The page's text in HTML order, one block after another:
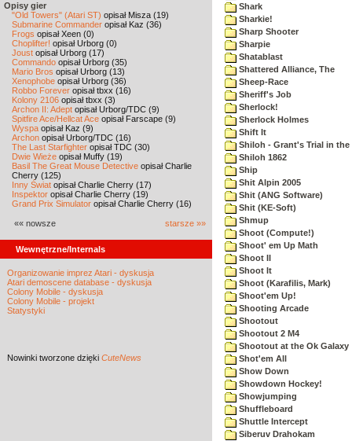
Opisy gier
"Old Towers" (Atari ST) opisał Misza (19)
Submarine Commander opisał Kaz (36)
Frogs opisał Xeen (0)
Choplifter! opisał Urborg (0)
Joust opisał Urborg (17)
Commando opisał Urborg (35)
Mario Bros opisał Urborg (13)
Xenophobe opisał Urborg (36)
Robbo Forever opisał tbxx (16)
Kolony 2106 opisał tbxx (3)
Archon II: Adept opisał Urborg/TDC (9)
Spitfire Ace/Hellcat Ace opisał Farscape (9)
Wyspa opisał Kaz (9)
Archon opisał Urborg/TDC (16)
The Last Starfighter opisał TDC (30)
Dwie Wieże opisał Muffy (19)
Basil The Great Mouse Detective opisał Charlie
Cherry (125)
Inny Świat opisał Charlie Cherry (17)
Inspektor opisał Charlie Cherry (19)
Grand Prix Simulator opisał Charlie Cherry (16)
«« nowsze starsze »»
Wewnętrzne/Internals
Organizowanie imprez Atari - dyskusja
Atari demoscene database - dyskusja
Colony Mobile - dyskusja
Colony Mobile - projekt
Statystyki
Nowinki tworzone dzięki CuteNews
Shark
Sharkie!
Sharp Shooter
Sharpie
Shatablast
Shattered Alliance, The
Sheep-Race
Sheriff's Job
Sherlock!
Sherlock Holmes
Shift It
Shiloh - Grant's Trial in the
Shiloh 1862
Ship
Shit Alpin 2005
Shit (ANG Software)
Shit (KE-Soft)
Shmup
Shoot (Compute!)
Shoot' em Up Math
Shoot II
Shoot It
Shoot (Karafilis, Mark)
Shoot'em Up!
Shooting Arcade
Shootout
Shootout 2 M4
Shootout at the Ok Galaxy
Shot'em All
Show Down
Showdown Hockey!
Showjumping
Shuffleboard
Shuttle Intercept
Siberuv Drahokam